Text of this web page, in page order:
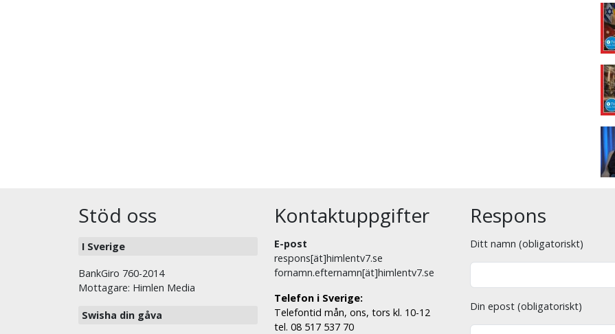
Stöd oss
I Sverige
BankGiro 760-2014
Mottagare: Himlen Media
Swisha din gåva
Kontaktuppgifter
E-post
respons[ät]himlentv7.se
fornamn.efternamn[ät]himlentv7.se
Telefon i Sverige:
Telefontid mån, ons, tors kl. 10-12
tel. 08 517 537 70
Respons
Ditt namn (obligatoriskt)
Din epost (obligatoriskt)